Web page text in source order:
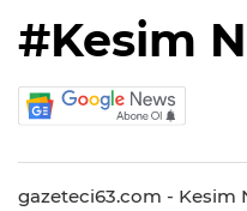
#Kesim
gazeteci63.com - Kesim